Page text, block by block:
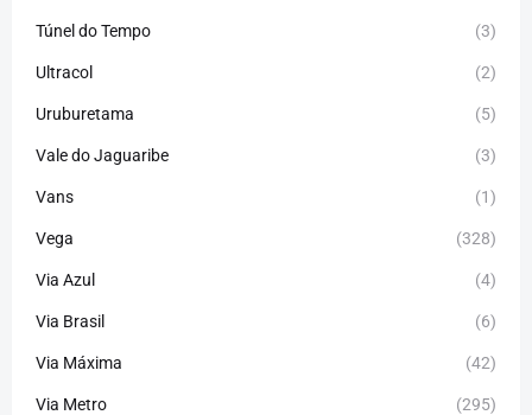
Túnel do Tempo (3)
Ultracol (2)
Uruburetama (5)
Vale do Jaguaribe (3)
Vans (1)
Vega (328)
Via Azul (4)
Via Brasil (6)
Via Máxima (42)
Via Metro (295)